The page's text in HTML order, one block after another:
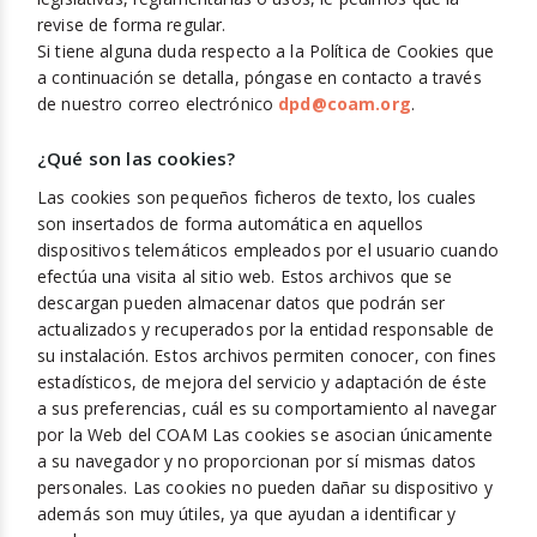
revise de forma regular.
Si tiene alguna duda respecto a la Política de Cookies que
a continuación se detalla, póngase en contacto a través
de nuestro correo electrónico dpd@coam.org.
¿Qué son las cookies?
Las cookies son pequeños ficheros de texto, los cuales
son insertados de forma automática en aquellos
dispositivos telemáticos empleados por el usuario cuando
efectúa una visita al sitio web. Estos archivos que se
descargan pueden almacenar datos que podrán ser
actualizados y recuperados por la entidad responsable de
su instalación. Estos archivos permiten conocer, con fines
estadísticos, de mejora del servicio y adaptación de éste
a sus preferencias, cuál es su comportamiento al navegar
por la Web del COAM Las cookies se asocian únicamente
a su navegador y no proporcionan por sí mismas datos
personales. Las cookies no pueden dañar su dispositivo y
además son muy útiles, ya que ayudan a identificar y